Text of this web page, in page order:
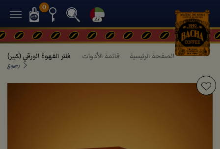
0
الصفحة الرئيسية قائمة الأدوات فلتر القهوة الورقي (كبير)
رجوع